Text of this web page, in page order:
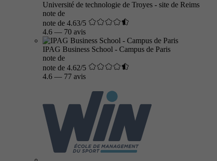
Université de technologie de Troyes - site de Reims
note de
note de 4.63/5
4.6 — 70 avis
IPAG Business School - Campus de Paris
note de
note de 4.62/5
4.6 — 77 avis